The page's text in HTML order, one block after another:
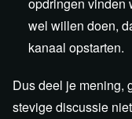
wel willen doen,
kanaal opstarten.
Dus deel je mening,
stevige discussie